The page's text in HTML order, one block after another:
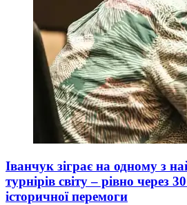
Іванчук зіграє на одному з
турнірів світу – рівно через
історичної перемоги